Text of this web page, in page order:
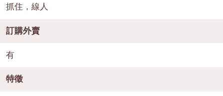
抓住，線人
訂購外賣
有
特徵